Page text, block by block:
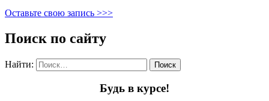
Оставьте свою запись >>>
Поиск по сайту
Найти:
Будь в курсе!